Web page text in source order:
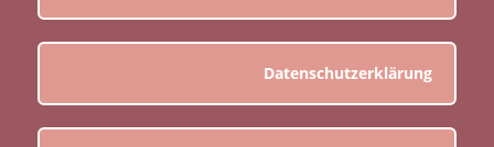
Datenschutzerklärung